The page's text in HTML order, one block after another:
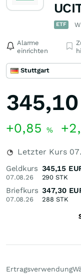
ETF
Alarme
einrichten
Stuttgart
345,10
+0,85 %
Letzter Kurs
Geldkurs
07.08.26
345,15
290 STK
Briefkurs
07.08.26
347,30
288 STK
Ertragsverwendung